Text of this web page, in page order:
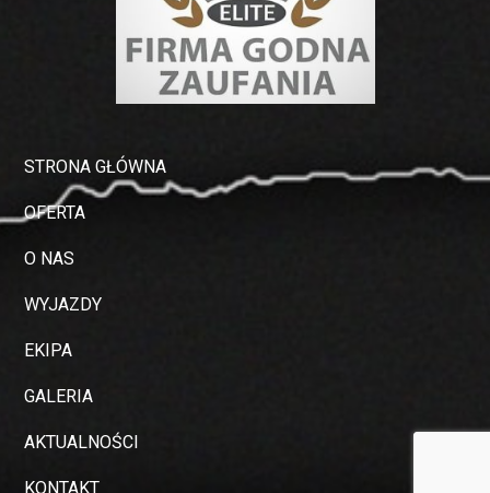
STRONA GŁÓWNA
OFERTA
O NAS
WYJAZDY
EKIPA
GALERIA
AKTUALNOŚCI
KONTAKT